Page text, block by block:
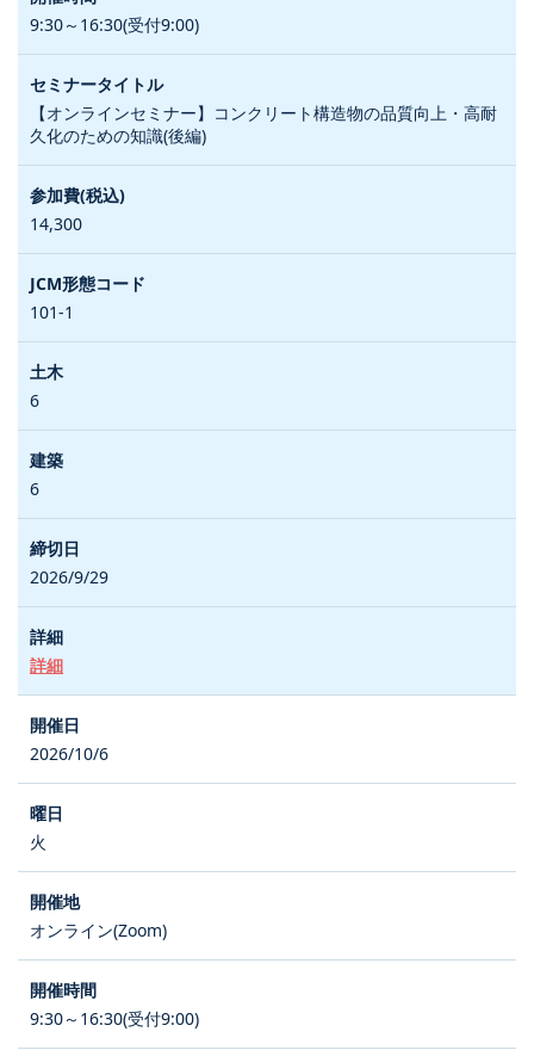
9:30～16:30(受付9:00)
【オンラインセミナー】コンクリート構造物の品質向上・高耐
久化のための知識(後編)
14,300
101-1
6
6
2026/9/29
詳細
2026/10/6
火
オンライン(Zoom)
9:30～16:30(受付9:00)